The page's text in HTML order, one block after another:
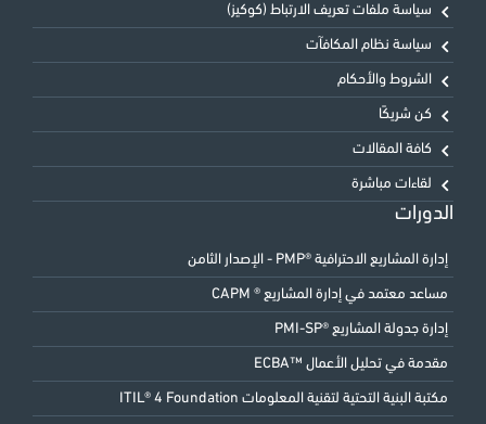
سياسة ملفات تعريف الارتباط (كوكيز)
سياسة نظام المكافآت
الشروط والأحكام
كن شريكًا
كافة المقالات
لقاءات مباشرة
الدورات
إدارة المشاريع الاحترافية ®PMP - الإصدار الثامن
مساعد معتمد في إدارة المشاريع ® CAPM
إدارة جدولة المشاريع ®PMI-SP
مقدمة في تحليل الأعمال ™ECBA
مكتبة البنية التحتية لتقنية المعلومات ITIL® 4 Foundation